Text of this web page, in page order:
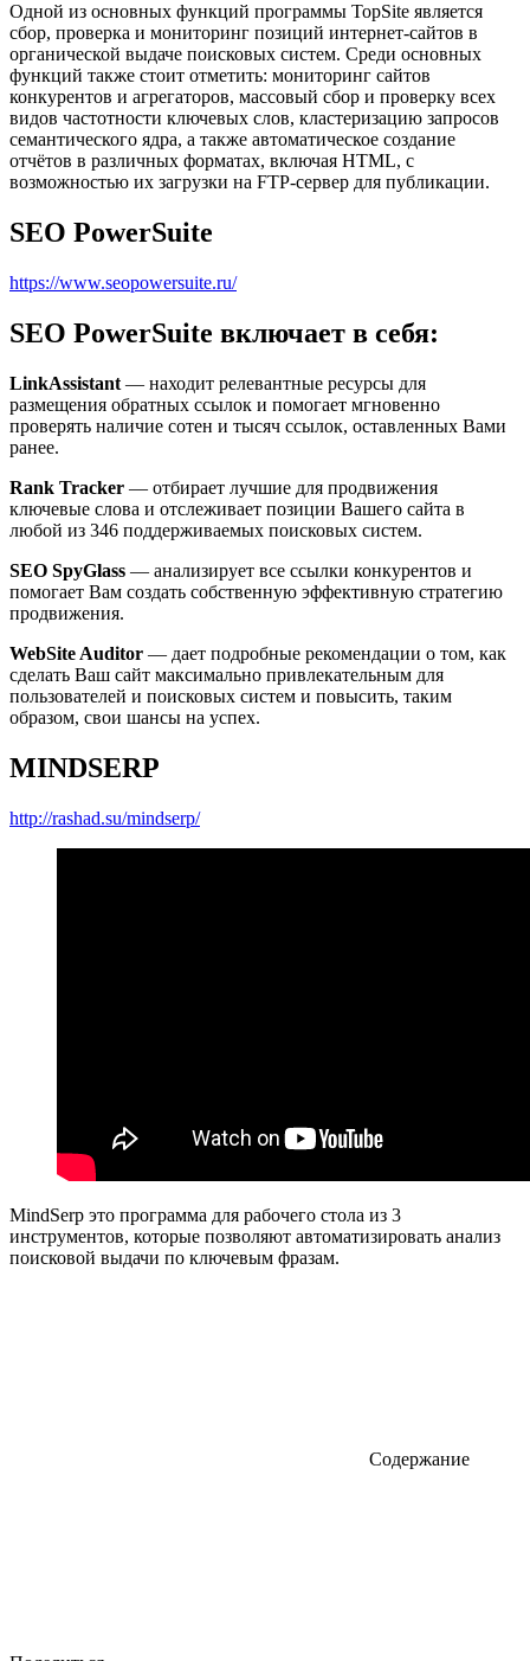
Одной из основных функций программы TopSite является
сбор, проверка и мониторинг позиций интернет-сайтов в
органической выдаче поисковых систем. Среди основных
функций также стоит отметить: мониторинг сайтов
конкурентов и агрегаторов, массовый сбор и проверку всех
видов частотности ключевых слов, кластеризацию запросов
семантического ядра, а также автоматическое создание
отчётов в различных форматах, включая HTML, с
возможностью их загрузки на FTP-сервер для публикации.
SEO PowerSuite
https://www.seopowersuite.ru/
SEO PowerSuite включает в себя:
LinkAssistant — находит релевантные ресурсы для
размещения обратных ссылок и помогает мгновенно
проверять наличие сотен и тысяч ссылок, оставленных Вами
ранее.
Rank Tracker — отбирает лучшие для продвижения
ключевые слова и отслеживает позиции Вашего сайта в
любой из 346 поддерживаемых поисковых систем.
SEO SpyGlass — анализирует все ссылки конкурентов и
помогает Вам создать собственную эффективную стратегию
продвижения.
WebSite Auditor — дает подробные рекомендации о том, как
сделать Ваш сайт максимально привлекательным для
пользователей и поисковых систем и повысить, таким
образом, свои шансы на успех.
MINDSERP
http://rashad.su/mindserp/
MindSerp это программа для рабочего стола из 3
инструментов, которые позволяют автоматизировать анализ
поисковой выдачи по ключевым фразам.
Содержание